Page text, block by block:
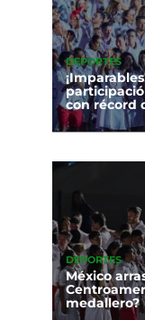
DEPORTES
con récord
DEPORTES
México
medallero?